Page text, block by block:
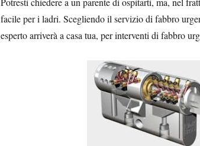
facile per i ladri. Scegliendo il servizio di fabbro
esperto arriverà a casa tua, per interventi di fabbro